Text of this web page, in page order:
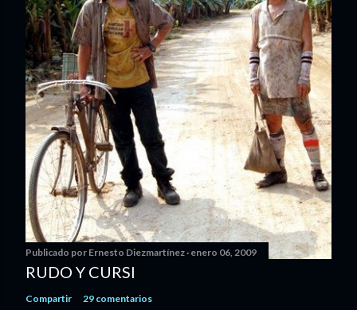
Publicado por Ernesto Diezmartínez enero 06, 2009
RUDO Y CURSI
Compartir 29 comentarios